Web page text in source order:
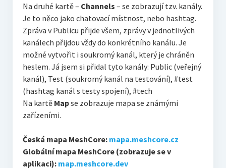
Na druhé kartě – Channels – se zobrazují tzv. kanály.
Je to něco jako chatovací místnost, nebo hashtag.
Zpráva v Publicu přijde všem, zprávy v jednotlivých
kanálech přijdou vždy do konkrétního kanálu. Je
možné vytvořit i soukromý kanál, který je chráněn
heslem. Já jsem si přidal tyto kanály: Public (veřejný
kanál), Test (soukromý kanál na testování), #test
(hashtag kanál s testy spojení), #tech
Na kartě Mapse zobrazuje mapa se známými
zařízeními.
Česká mapa MeshCore: mapa.meshcore.cz
Globální mapa MeshCore (zobrazuje se v
aplikaci): map.meshcore.dev